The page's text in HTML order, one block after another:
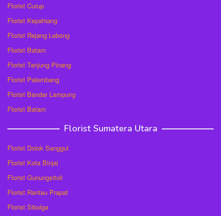
Florist Curup
Florist Kepahiang
Florist Rejang Lebong
Florist Batam
Florist Tanjung Pinang
Florist Palembang
Florist Bandar Lampung
Florist Batam
Florist Sumatera Utara
Florist Dolok Sanggul
Florist Kota Binjai
Florist Gunungsitoli
Florist Rantau Prapat
Florist Sibolga